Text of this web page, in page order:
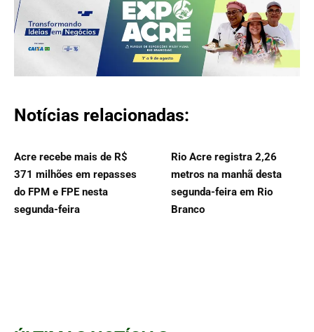
Notícias relacionadas:
Acre recebe mais de R$
371 milhões em repasses
do FPM e FPE nesta
segunda-feira
Rio Acre registra 2,26
metros na manhã desta
segunda-feira em Rio
Branco